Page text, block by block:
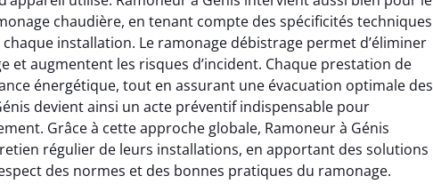
chaudière, en tenant compte des spécificités techniques
installation. Le ramonage débistrage permet d’éliminer
et augmentent les risques d’incident. Chaque prestation de
énergétique, tout en assurant une évacuation optimale des
devient ainsi un acte préventif indispensable pour
Grâce à cette approche globale, Ramoneur à Génis
régulier de leurs installations, en apportant des solutions
des normes et des bonnes pratiques du ramonage.
Loïc Marchand
24 janvier 2026
Très bon travail de
débistrage et ramonage.
Cheminée parfaitement
Claire Vautrin
21 juin 2025
Ramonage très bien réalisé,
travail propre et soigné.
Toutes les explications ont